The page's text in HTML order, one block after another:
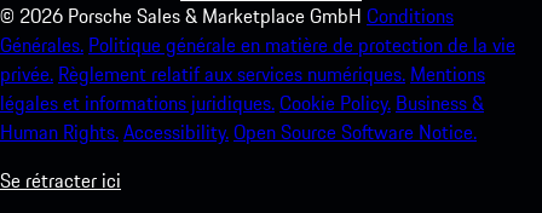
© 2026 Porsche Sales & Marketplace GmbH Conditions
Générales. Politique générale en matière de protection de la vie
privée. Règlement relatif aux services numériques. Mentions
légales et informations juridiques.Cookie Policy. Business &
Human Rights.Accessibility.Open Source Software Notice.
Se rétracter ici